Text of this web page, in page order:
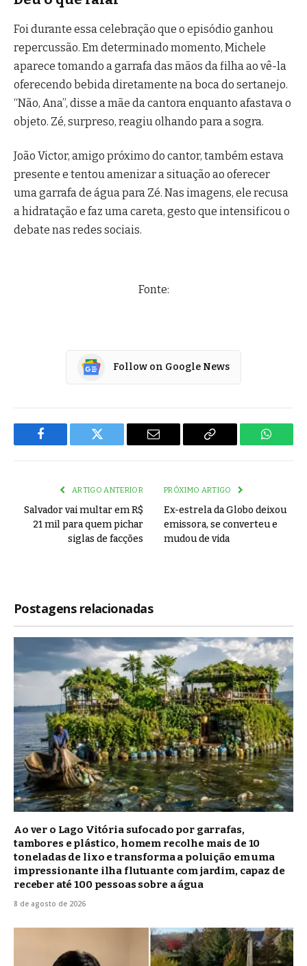
Foi durante essa celebração que o episódio ganhou
repercussão. Em determinado momento, Michele
aparece tomando a garrafa das mãos da filha ao vê-la
oferecendo bebida diretamente na boca do sertanejo.
“Não, Ana”, disse a mãe da cantora enquanto afastava o
objeto. Zé, surpreso, reagiu olhando para a sogra.
João Victor, amigo próximo do cantor, também estava
presente e tentou amenizar a situação ao oferecer
uma garrafa de água para Zé. Nas imagens, ele recusa
a hidratação e faz uma careta, gesto que intensificou o
debate nas redes sociais.
Fonte:
Follow on Google News
Facebook Twitter Email
Copy
ARTIGO ANTERIOR
Salvador vai multar em R$
21 mil para quem pichar
siglas de facções
PRÓXIMO ARTIGO
Ex-estrela da Globo deixou
emissora, se converteu e
mudou de vida
Postagens relacionadas
Ao ver o Lago Vitória sufocado por garrafas,
tambores e plástico, homem recolhe mais de 10
toneladas de lixo e transforma a poluição em uma
impressionante ilha flutuante com jardim, capaz de
receber até 100 pessoas sobre a água
8 de agosto de 2026